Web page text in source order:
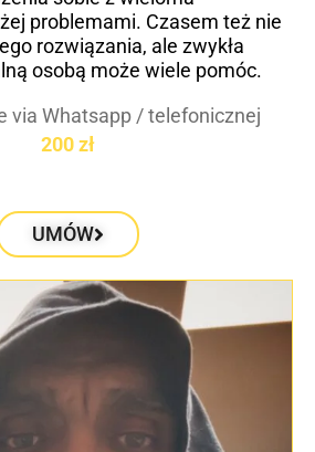
problemami. Czasem też nie
rozwiązania, ale zwykła
osobą może wiele pomóc.
via Whatsapp / telefonicznej
200 zł
UMÓW